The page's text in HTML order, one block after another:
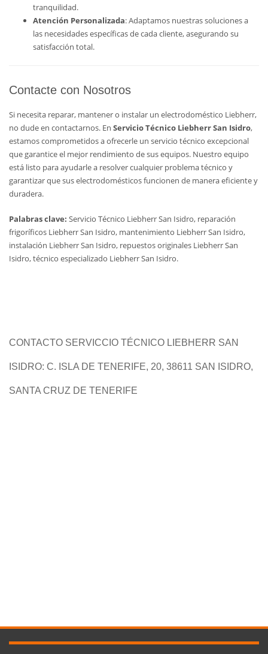
tranquilidad.
Atención Personalizada: Adaptamos nuestras soluciones a
las necesidades específicas de cada cliente, asegurando su
satisfacción total.
Contacte con Nosotros
Si necesita reparar, mantener o instalar un electrodoméstico Liebherr,
no dude en contactarnos. En Servicio Técnico Liebherr San Isidro,
estamos comprometidos a ofrecerle un servicio técnico excepcional
que garantice el mejor rendimiento de sus equipos. Nuestro equipo
está listo para ayudarle a resolver cualquier problema técnico y
garantizar que sus electrodomésticos funcionen de manera eficiente y
duradera.
Palabras clave: Servicio Técnico Liebherr San Isidro, reparación
frigoríficos Liebherr San Isidro, mantenimiento Liebherr San Isidro,
instalación Liebherr San Isidro, repuestos originales Liebherr San
Isidro, técnico especializado Liebherr San Isidro.
CONTACTO SERVICCIO TÉCNICO LIEBHERR SAN
ISIDRO: C. ISLA DE TENERIFE, 20, 38611 SAN ISIDRO,
SANTA CRUZ DE TENERIFE